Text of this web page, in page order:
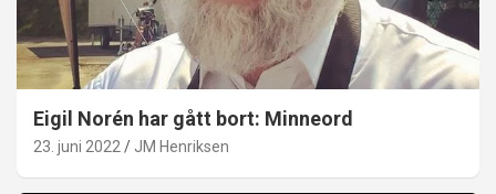
Eigil Norén har gått bort: Minneord
23. juni 2022 JM Henriksen